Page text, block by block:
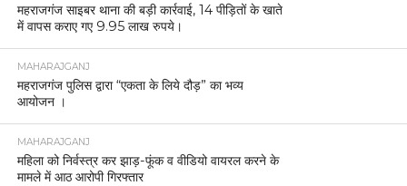
महराजगंज साइबर थाना की बड़ी कार्रवाई, 14 पीड़ितों के खाते
में वापस कराए गए 9.95 लाख रुपये।
MAHARAJGANJ
महराजगंज पुलिस द्वारा “एकता के लिये दौड़” का भव्य
आयोजन ।
MAHARAJGANJ
महिला को निर्वस्त्र कर झाड़-फूंक व वीडियो वायरल करने के
मामले में आठ आरोपी गिरफ्तार